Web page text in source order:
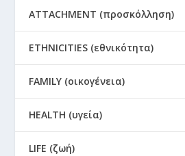
ATTACHMENT (προσκόλληση)
ETHNICITIES (εθνικότητα)
FAMILY (οικογένεια)
HEALTH (υγεία)
LIFE (ζωή)